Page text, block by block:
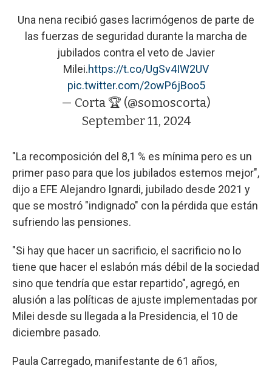
Una nena recibió gases lacrimógenos de parte de
las fuerzas de seguridad durante la marcha de
jubilados contra el veto de Javier
Milei.https://t.co/UgSv4IW2UV
pic.twitter.com/2owP6jBoo5
— Corta 🏆 (@somoscorta)
September 11, 2024
"La recomposición del 8,1 % es mínima pero es un
primer paso para que los jubilados estemos mejor",
dijo a EFE Alejandro Ignardi, jubilado desde 2021 y
que se mostró "indignado" con la pérdida que están
sufriendo las pensiones.
"Si hay que hacer un sacrificio, el sacrificio no lo
tiene que hacer el eslabón más débil de la sociedad
sino que tendría que estar repartido", agregó, en
alusión a las políticas de ajuste implementadas por
Milei desde su llegada a la Presidencia, el 10 de
diciembre pasado.
Paula Carregado, manifestante de 61 años,